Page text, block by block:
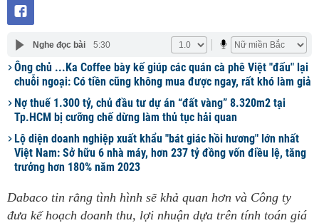
Nghe đọc bài 5:30
Ông chủ ...Ka Coffee bày kế giúp các quán cà phê Việt "đấu" lại
chuỗi ngoại: Có tiền cũng không mua được ngay, rất khó làm giả
Nợ thuế 1.300 tỷ, chủ đầu tư dự án “đất vàng” 8.320m2 tại
Tp.HCM bị cưỡng chế dừng làm thủ tục hải quan
Lộ diện doanh nghiệp xuất khẩu "bát giác hồi hương" lớn nhất
Việt Nam: Sở hữu 6 nhà máy, hơn 237 tỷ đồng vốn điều lệ, tăng
trưởng hơn 180% năm 2023
Dabaco tin rằng tình hình sẽ khả quan hơn và Công ty
đưa kế hoạch doanh thu, lợi nhuận dựa trên tính toán giá